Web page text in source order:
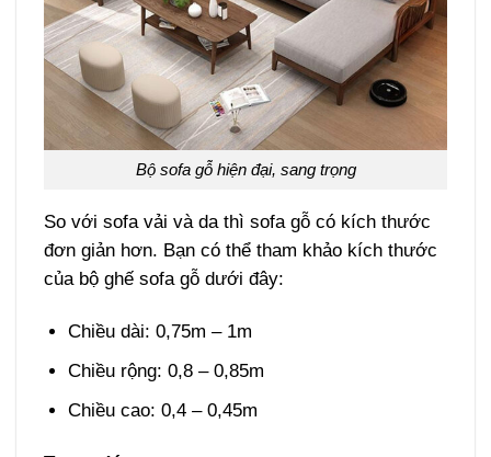
Bộ sofa gỗ hiện đại, sang trọng
So với sofa vải và da thì sofa gỗ có kích thước
đơn giản hơn. Bạn có thể tham khảo kích thước
của bộ ghế sofa gỗ dưới đây:
Chiều dài: 0,75m – 1m
Chiều rộng: 0,8 – 0,85m
Chiều cao: 0,4 – 0,45m